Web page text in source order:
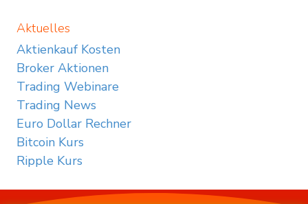
Aktuelles
Aktienkauf Kosten
Broker Aktionen
Trading Webinare
Trading News
Euro Dollar Rechner
Bitcoin Kurs
Ripple Kurs